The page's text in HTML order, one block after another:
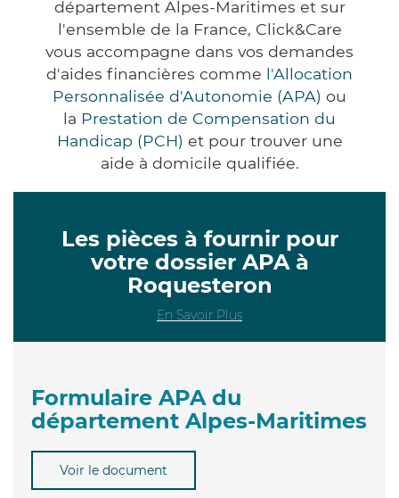
département Alpes-Maritimes et sur
l'ensemble de la France, Click&Care
vous accompagne dans vos demandes
d'aides financières comme l'Allocation
Personnalisée d'Autonomie (APA) ou
la Prestation de Compensation du
Handicap (PCH) et pour trouver une
aide à domicile qualifiée.
Les pièces à fournir pour
votre dossier APA à
Roquesteron
En Savoir Plus
Formulaire APA du
département Alpes-Maritimes
Voir le document